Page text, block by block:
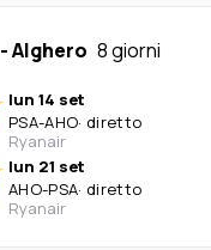
-Alghero 8 giorni
lun 14 set
PSA-AHO· diretto
Ryanair
lun 21 set
AHO-PSA· diretto
Ryanair